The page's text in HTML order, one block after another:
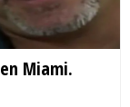
Miami.